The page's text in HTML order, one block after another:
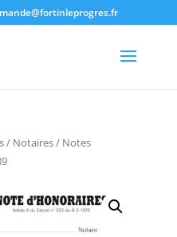
/ Notaires/ Notes